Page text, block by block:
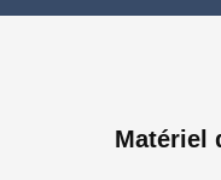
Matériel